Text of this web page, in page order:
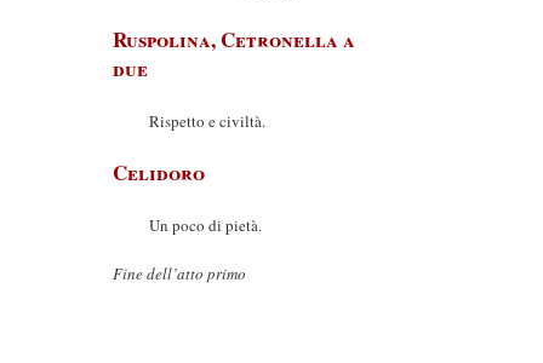
Ruspolina, Cetronella a
due
Rispetto e civiltà.
Celidoro
Un poco di pietà.
Fine dell’atto primo